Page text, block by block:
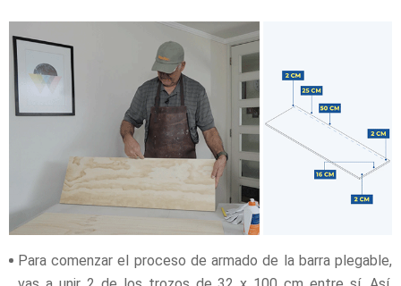
Para comenzar el proceso de armado de la barra plegable,